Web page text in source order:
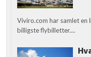
Viviro.com har samlet en
billigste flybilletter....